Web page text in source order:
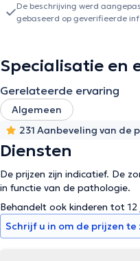
De beschrijving werd
gebaseerd op geverifieerde
Specialisatie en
Gerelateerde ervaring
Algemeen
231 Aanbeveling van de
Diensten
De prijzen zijn indicatief. De
in functie van de pathologie.
Behandelt ook kinderen tot
Schrijf u in om de prijzen te